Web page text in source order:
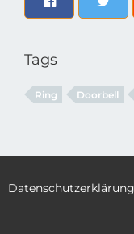
Tags
Ring Doorbell
Datenschutzerklärung